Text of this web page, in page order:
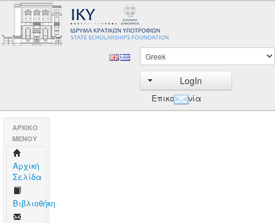
LogIn
Επικοινωνία
AΡΧΙΚΟ
ΜΕΝΟΥ
Aρχική
Σελίδα
Βιβλιοθήκη